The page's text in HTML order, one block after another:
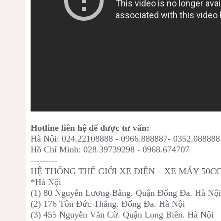
Hotline liên hệ để được tư vấn:
Hà Nội: 024.22108888 - 0966.888887- 0352.088888
Hồ Chí Minh: 028.39739298 - 0968.674707
---------
HỆ THỐNG THẾ GIỚI XE ĐIỆN – XE MÁY
*Hà Nội
(1) 80 Nguyễn Lương Bằng. Quận Đống Đa. Hà
(2) 176 Tôn Đức Thắng. Đống Đa. Hà Nội
(3) 455 Nguyễn Văn Cừ. Quận Long Biên. Hà Nội